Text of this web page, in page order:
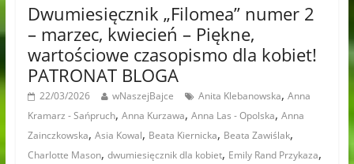
Dwumiesięcznik „Filomea” numer 2
– marzec, kwiecień – Piękne,
wartościowe czasopismo dla kobiet!
PATRONAT BLOGA
22/03/2026 wNaszejBajce Anita Klebanowska, Anna
Kramarz - Sańpruch, Anna Kurzawa, Anna Las - Opolska, Anna
Zainczkowska, Asia Kowal, Beata Kiernicka, Beata Zawiślak,
Charlotte Mason, dwumiesięcznik dla kobiet, Emily Rand Przykaza,